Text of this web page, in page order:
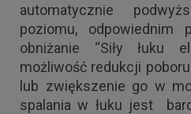
automatycznie
poziomu, odpowiednim
obniżanie “Siły łuku
możliwość redukcji
lub zwiększenie go w
spalania w łuku jest